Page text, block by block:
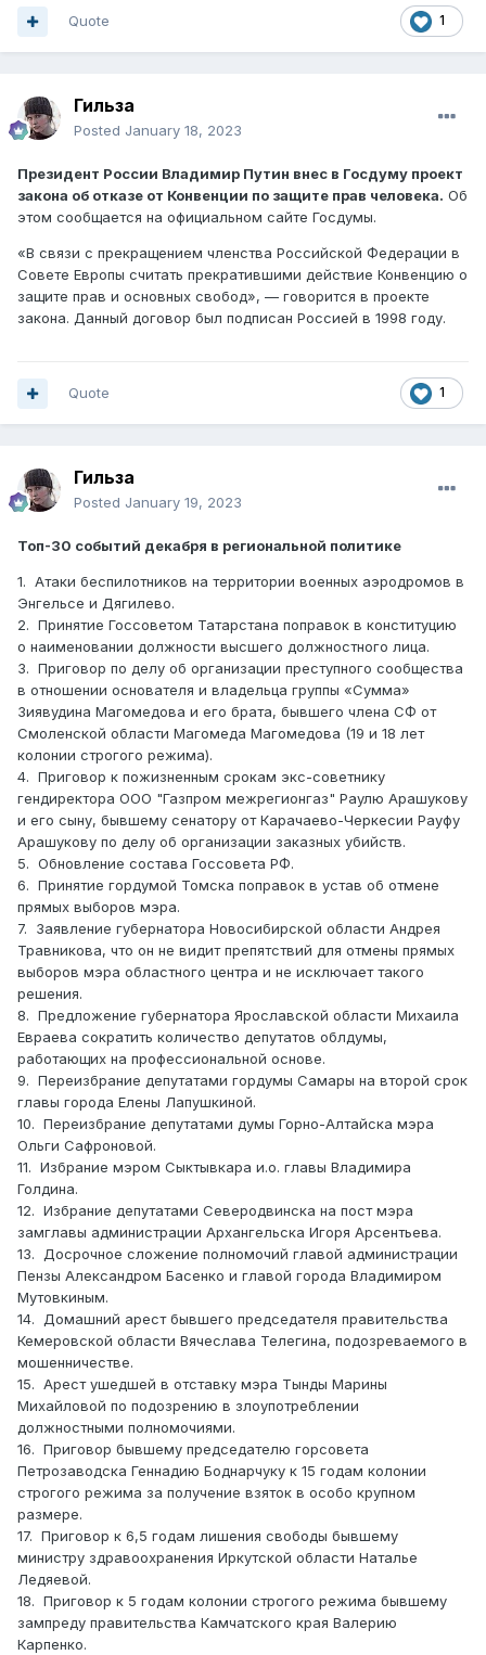
1
Quote
Гильза
Posted January 18, 2023
Президент России Владимир Путин внес в Госдуму проект
закона об отказе от Конвенции по защите прав человека. Об
этом сообщается на официальном сайте Госдумы.
«В связи с прекращением членства Российской Федерации в
Совете Европы считать прекратившими действие Конвенцию о
защите прав и основных свобод», — говорится в проекте
закона. Данный договор был подписан Россией в 1998 году.
1
Quote
Гильза
Posted January 19, 2023
Топ-30 событий декабря в региональной политике
1. Атаки беспилотников на территории военных аэродромов в
Энгельсе и Дягилево.
2. Принятие Госсоветом Татарстана поправок в конституцию
о наименовании должности высшего должностного лица.
3. Приговор по делу об организации преступного сообщества
в отношении основателя и владельца группы «Сумма»
Зиявудина Магомедова и его брата, бывшего члена СФ от
Смоленской области Магомеда Магомедова (19 и 18 лет
колонии строгого режима).
4. Приговор к пожизненным срокам экс-советнику
гендиректора ООО "Газпром межрегионгаз" Раулю Арашукову
и его сыну, бывшему сенатору от Карачаево-Черкесии Рауфу
Арашукову по делу об организации заказных убийств.
5. Обновление состава Госсовета РФ.
6. Принятие гордумой Томска поправок в устав об отмене
прямых выборов мэра.
7. Заявление губернатора Новосибирской области Андрея
Травникова, что он не видит препятствий для отмены прямых
выборов мэра областного центра и не исключает такого
решения.
8. Предложение губернатора Ярославской области Михаила
Евраева сократить количество депутатов облдумы,
работающих на профессиональной основе.
9. Переизбрание депутатами гордумы Самары на второй срок
главы города Елены Лапушкиной.
10. Переизбрание депутатами думы Горно-Алтайска мэра
Ольги Сафроновой.
11. Избрание мэром Сыктывкара и.о. главы Владимира
Голдина.
12. Избрание депутатами Северодвинска на пост мэра
замглавы администрации Архангельска Игоря Арсентьева.
13. Досрочное сложение полномочий главой администрации
Пензы Александром Басенко и главой города Владимиром
Мутовкиным.
14. Домашний арест бывшего председателя правительства
Кемеровской области Вячеслава Телегина, подозреваемого в
мошенничестве.
15. Арест ушедшей в отставку мэра Тынды Марины
Михайловой по подозрению в злоупотреблении
должностными полномочиями.
16. Приговор бывшему председателю горсовета
Петрозаводска Геннадию Боднарчуку к 15 годам колонии
строгого режима за получение взяток в особо крупном
размере.
17. Приговор к 6,5 годам лишения свободы бывшему
министру здравоохранения Иркутской области Наталье
Ледяевой.
18. Приговор к 5 годам колонии строгого режима бывшему
зампреду правительства Камчатского края Валерию
Карпенко.